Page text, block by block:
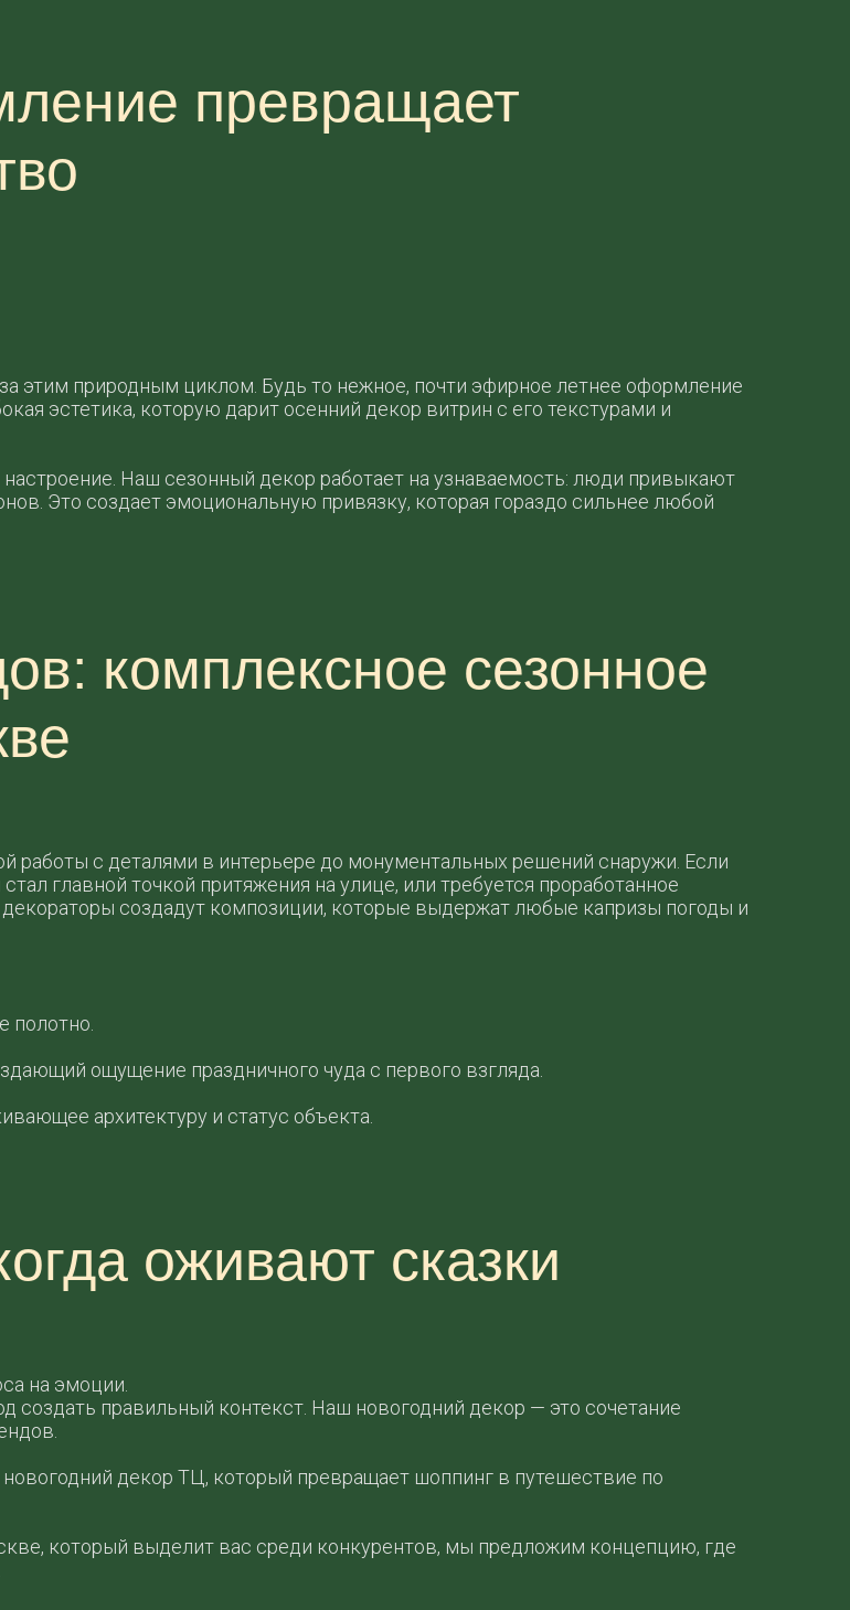
превращает
этим природным циклом. Будь то нежное, почти эфирное летнее оформление
эстетика, которую дарит осенний декор витрин с его текстурами и
Наш сезонный декор работает на узнаваемость: люди привыкают
Это создает эмоциональную привязку, которая гораздо сильнее любой
комплексное сезонное
работы с деталями в интерьере до монументальных решений снаружи. Если
главной точкой притяжения на улице, или требуется проработанное
создадут композиции, которые выдержат любые капризы погоды и
полотно.
ощущение праздничного чуда с первого взгляда.
архитектуру и статус объекта.
оживают сказки
на эмоции.
создать правильный контекст. Наш новогодний декор — это сочетание
декор ТЦ, который превращает шоппинг в путешествие по
который выделит вас среди конкурентов, мы предложим концепцию, где